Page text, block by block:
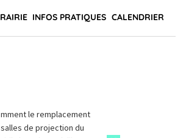
INFOS PRATIQUES CALENDRIER
le remplacement
de projection du